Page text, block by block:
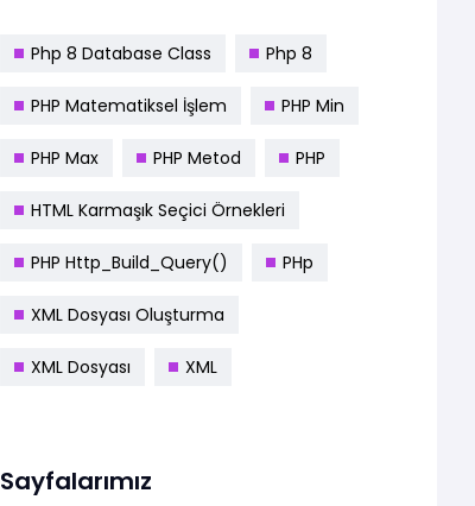
Php 8 Database Class Php 8
PHP Matematiksel İşlem PHP Min
PHP Max PHP Metod PHP
HTML Karmaşık Seçici Örnekleri
PHP Http_Build_Query() PHp
XML Dosyası Oluşturma
XML Dosyası XML
Sayfalarımız